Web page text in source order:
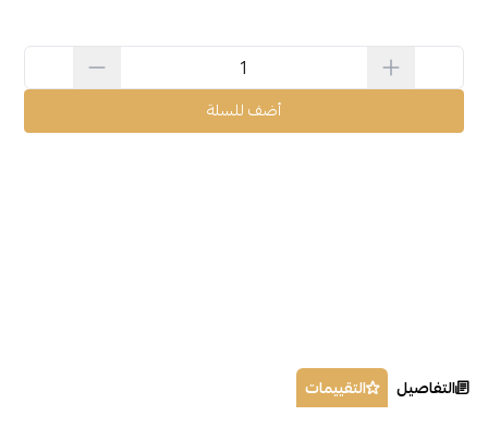
أضف للسلة
التفاصيل التقييمات